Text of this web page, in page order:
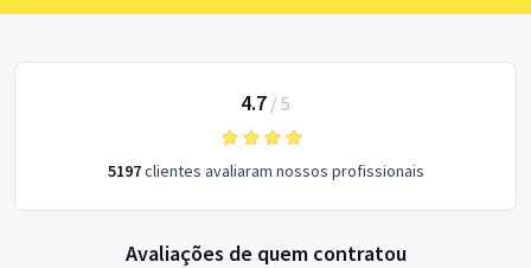
4.7 / 5
5197clientes avaliaram nossos profissionais
Avaliações de quem contratou